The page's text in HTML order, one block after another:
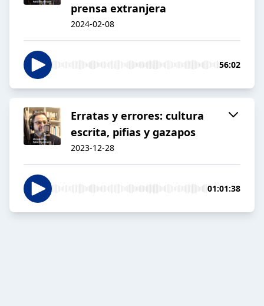
prensa extranjera
2024-02-08
56:02
Erratas y errores: cultura
escrita, pifias y gazapos
2023-12-28
01:01:38